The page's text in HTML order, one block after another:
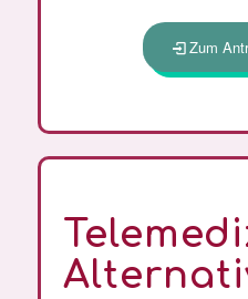
Zum